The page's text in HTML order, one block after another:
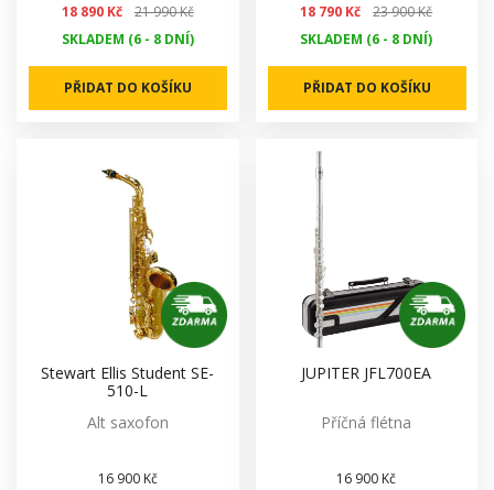
18 890 Kč
21 990 Kč
SKLADEM (6 - 8 DNÍ)
PŘIDAT DO KOŠÍKU
18 790 Kč
23 900 Kč
SKLADEM (6 - 8 DNÍ)
PŘIDAT DO KOŠÍKU
Stewart Ellis Student SE-
510-L
Alt saxofon
16 900 Kč
JUPITER JFL700EA
Příčná flétna
16 900 Kč